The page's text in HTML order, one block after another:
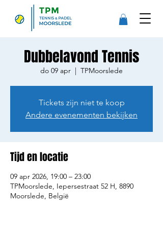
Dubbelavond Tennis
do 09 apr
  |
TPMoorslede
Tickets zijn niet te koop
Andere evenementen bekijken
Tijd en locatie
09 apr 2026, 19:00 – 23:00
TPMoorslede, Iepersestraat 52 H, 8890
Moorslede, België